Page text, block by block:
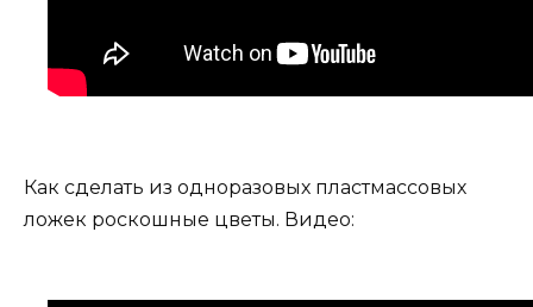
Как сделать из одноразовых пластмассовых
ложек роскошные цветы. Видео: